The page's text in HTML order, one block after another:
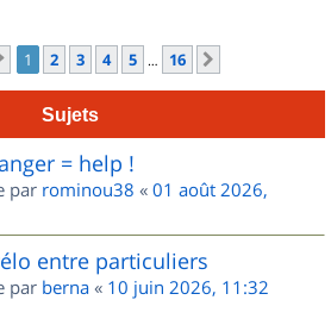
Page 1sur
1 2 3 4 5 … 16
Sujets
= help !
par rominou38 « 01 août 2026,
entre particuliers
par berna « 10 juin 2026, 11:32